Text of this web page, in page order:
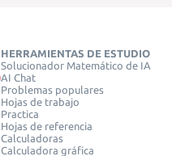
HERRAMIENTAS DE ESTUDIO
Solucionador Matemático de IA
AI Chat
Problemas populares
Hojas de trabajo
Practica
Hojas de referencia
Calculadoras
Calculadora gráfica